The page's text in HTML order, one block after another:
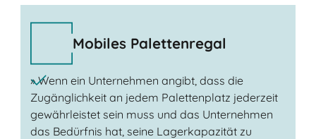
Mobiles Palettenregal
» Wenn ein Unternehmen angibt, dass die
Zugänglichkeit an jedem Palettenplatz jederzeit
gewährleistet sein muss und das Unternehmen
das Bedürfnis hat, seine Lagerkapazität zu